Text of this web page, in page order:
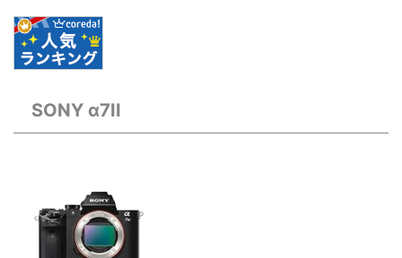
SONY α7II